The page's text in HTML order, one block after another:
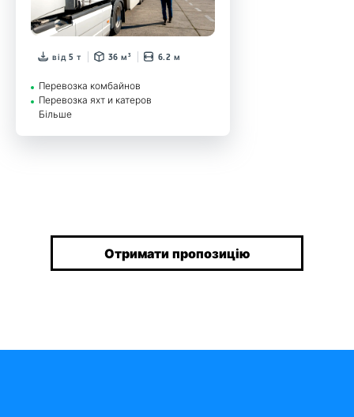
від 5 т 36 м³ 6.2 м
Перевозка комбайнов
Перевозка яхт и катеров
Більше
Отримати пропозицію